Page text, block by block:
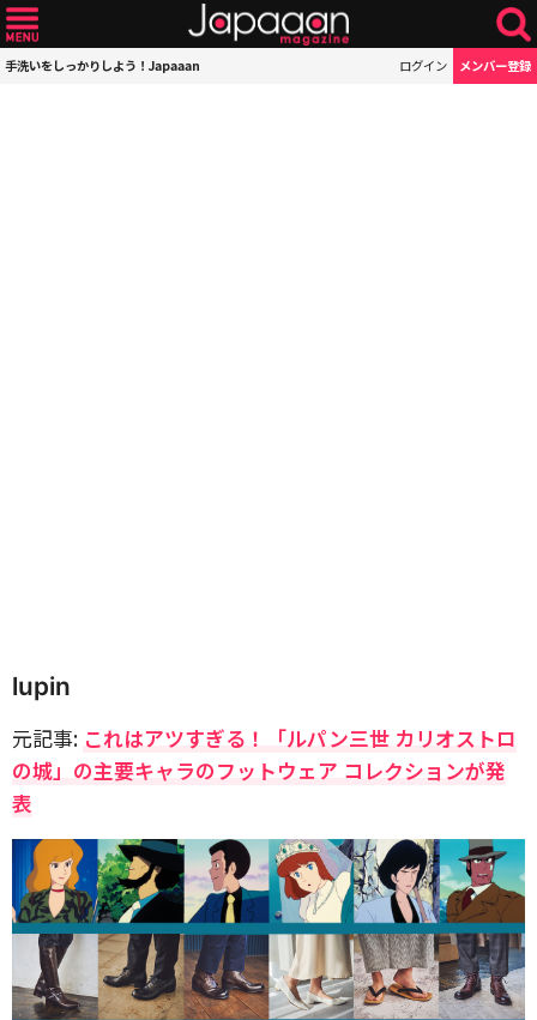
手洗いをしっかりしよう！Japaaan ログイン メンバー登録
lupin
元記事: これはアツすぎる！「ルパン三世 カリオストロ
の城」の主要キャラのフットウェア コレクションが発
表